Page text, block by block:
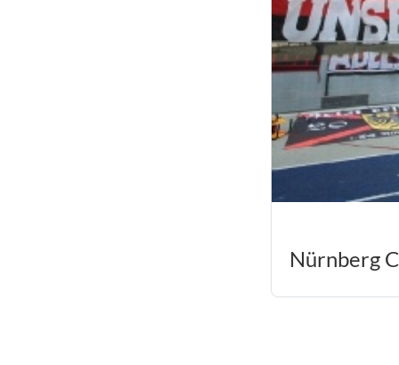
Nürnberg